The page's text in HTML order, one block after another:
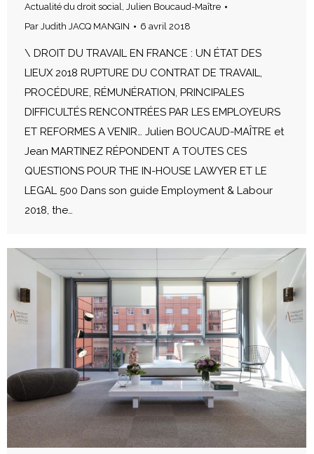
Actualité du droit social
Julien Boucaud-Maître
Par Judith JACQ MANGIN 6 avril 2018
\ DROIT DU TRAVAIL EN FRANCE : UN ÉTAT DES
LIEUX 2018 RUPTURE DU CONTRAT DE TRAVAIL,
PROCÉDURE, RÉMUNÉRATION, PRINCIPALES
DIFFICULTÉS RENCONTRÉES PAR LES EMPLOYEURS
ET REFORMES A VENIR… Julien BOUCAUD-MAÎTRE et
Jean MARTINEZ RÉPONDENT A TOUTES CES
QUESTIONS POUR THE IN-HOUSE LAWYER ET LE
LEGAL 500 Dans son guide Employment & Labour
2018, the…